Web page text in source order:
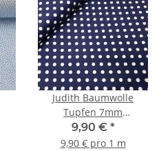
Judith Baumwolle
Tupfen 7mm
dunkelblau, weiß
9,90 € *
9,90 € pro 1 m